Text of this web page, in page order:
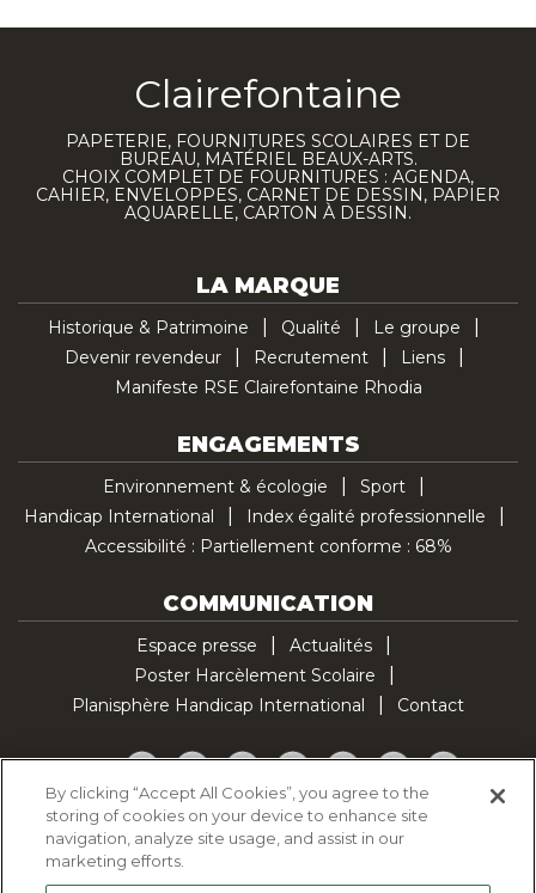
Clairefontaine
PAPETERIE, FOURNITURES SCOLAIRES ET DE
BUREAU, MATÉRIEL BEAUX-ARTS.
CHOIX COMPLET DE FOURNITURES : AGENDA,
CAHIER, ENVELOPPES, CARNET DE DESSIN, PAPIER
AQUARELLE, CARTON À DESSIN.
LA MARQUE
Historique & Patrimoine Qualité
Le groupe
Devenir revendeur
Recrutement
Liens
Manifeste RSE Clairefontaine Rhodia
ENGAGEMENTS
Environnement & écologie
Sport
Handicap International
Index égalité professionnelle
Accessibilité : Partiellement conforme : 68%
COMMUNICATION
Espace presse
Actualités
Poster Harcèlement Scolaire
Planisphère Handicap International
Contact
Facebook
TwitterYouTubePinterestInstagramLinkedInTikTok
Politique d'utilisation des cookies
Politique de confidentialité
By clicking “Accept All Cookies”, you agree to the
storing of cookies on your device to enhance site
navigation, analyze site usage, and assist in our
marketing efforts.